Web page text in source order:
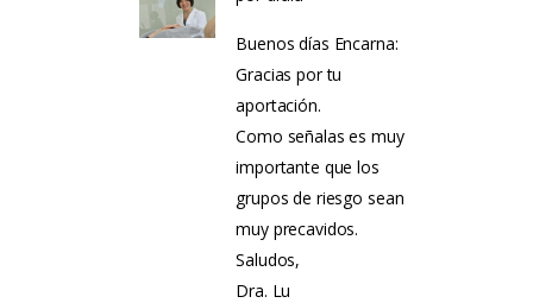
Buenos días Encarna:
Gracias por tu
aportación.
Como señalas es muy
importante que los
grupos de riesgo sean
muy precavidos.
Saludos,
Dra. Lu